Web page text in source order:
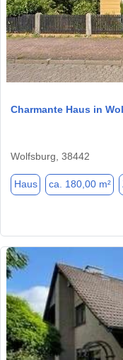
Charmante Haus in
Wolfsburg, 38442
Haus ca. 180,00 m²